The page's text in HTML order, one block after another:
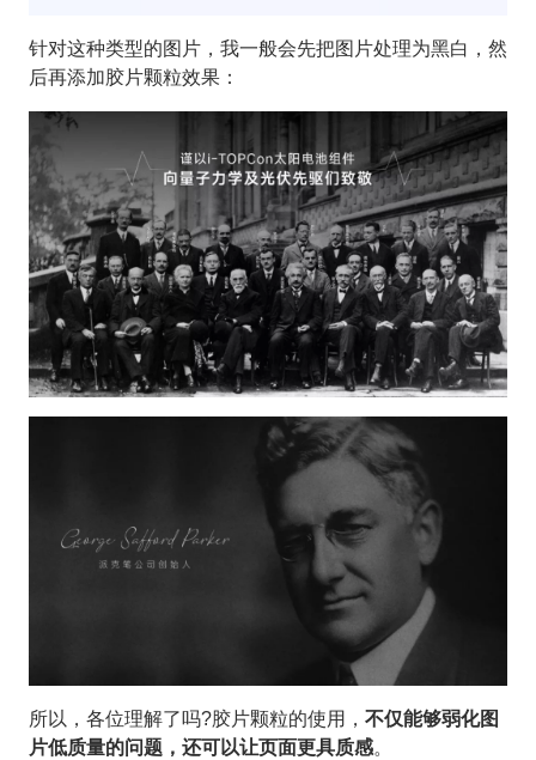
针对这种类型的图片，我一般会先把图片处理为黑白，然
后再添加胶片颗粒效果：
所以，各位理解了吗?胶片颗粒的使用， 不仅能够弱化图
片低质量的问题，还可以让页面更具质感。